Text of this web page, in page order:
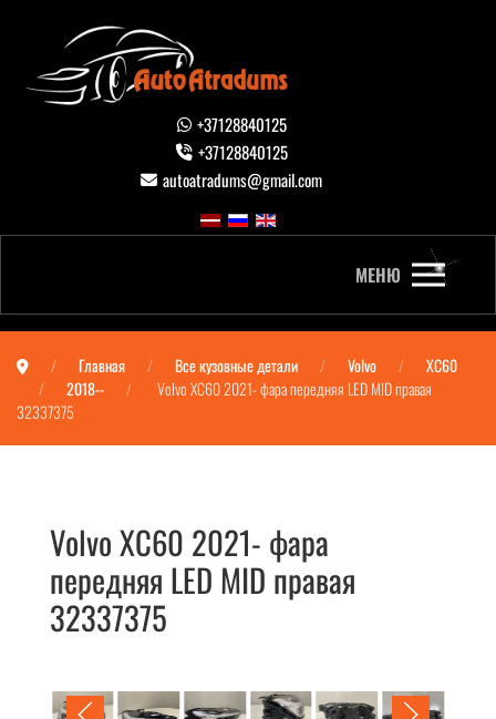
+37128840125
+37128840125
autoatradums@gmail.com
МЕНЮ
Главная Все кузовные детали Volvo
XC60
2018--
Volvo XC60 2021- фара передняя LED MID правая
32337375
Volvo XC60 2021- фара
передняя LED MID правая
32337375